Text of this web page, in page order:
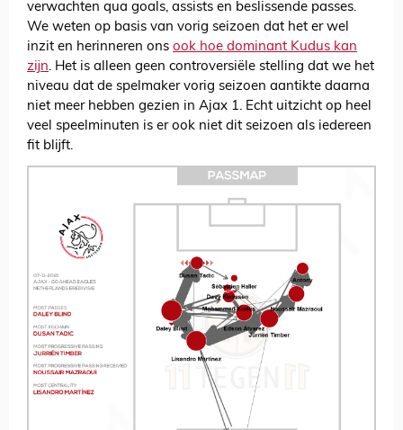
verwachten qua goals, assists en beslissende passes.
We weten op basis van vorig seizoen dat het er wel
inzit en herinneren ons ook hoe dominant Kudus kan
zijn. Het is alleen geen controversiële stelling dat we het
niveau dat de spelmaker vorig seizoen aantikte daarna
niet meer hebben gezien in Ajax 1. Echt uitzicht op heel
veel speelminuten is er ook niet dit seizoen als iedereen
fit blijft.